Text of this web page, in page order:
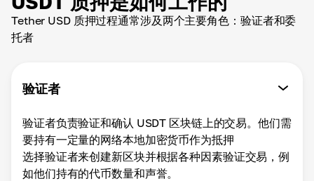
Tether USD 质押过程通常涉及两个主要角色：验证者和委
托者
验证者
验证者负责验证和确认 USDT 区块链上的交易。他们需
要持有一定量的网络本地加密货币作为抵押
选择验证者来创建新区块并根据各种因素验证交易，例
如他们持有的代币数量和声誉。